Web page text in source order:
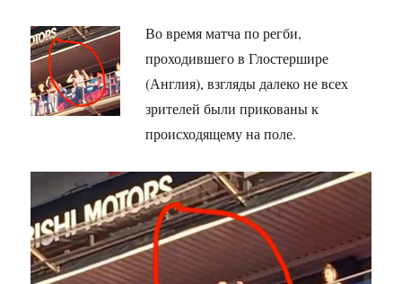
Во время матча по регби,
проходившего в Глостершире
(Англия), взгляды далеко не всех
зрителей были прикованы к
происходящему на поле.